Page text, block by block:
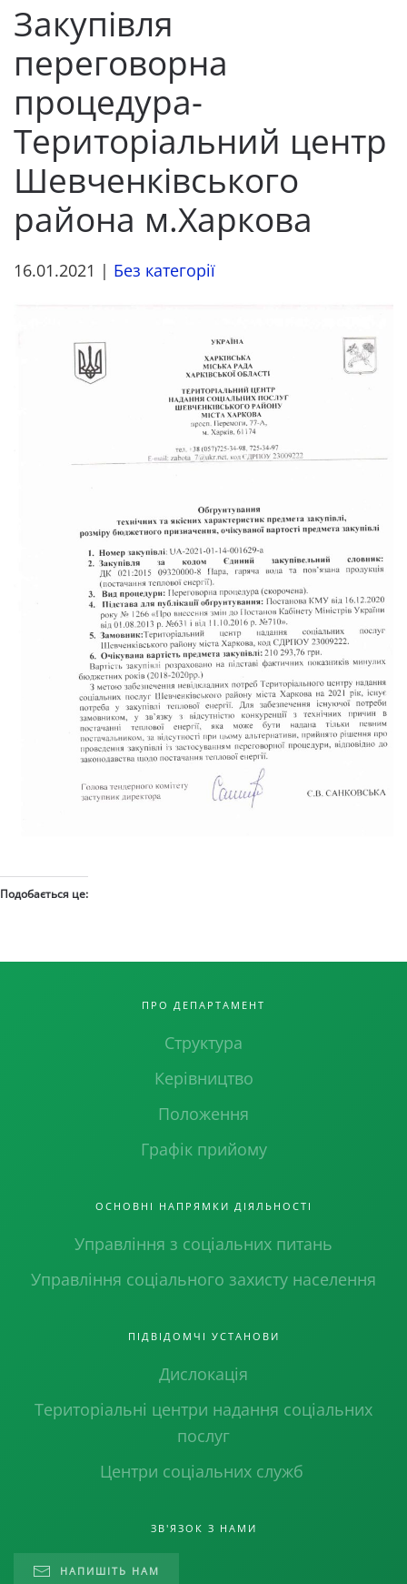
Закупівля
переговорна
процедура-
Територіальний центр
Шевченківського
района м.Харкова
16.01.2021 | Без категорії
Подобається це:
ПРО ДЕПАРТАМЕНТ
Структура
Керівництво
Положення
Графік прийому
ОСНОВНІ НАПРЯМКИ ДІЯЛЬНОСТІ
Управління з соціальних питань
Управління соціального захисту населення
ПІДВІДОМЧІ УСТАНОВИ
Дислокація
Територіальні центри надання соціальних
послуг
Центри соціальних служб
ЗВ'ЯЗОК З НАМИ
НАПИШІТЬ НАМ